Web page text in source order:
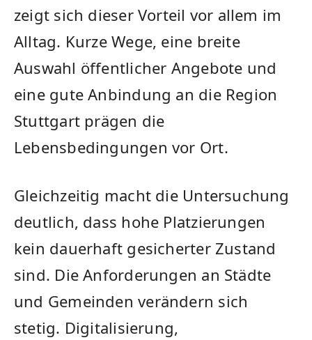
zeigt sich dieser Vorteil vor allem im
Alltag. Kurze Wege, eine breite
Auswahl öffentlicher Angebote und
eine gute Anbindung an die Region
Stuttgart prägen die
Lebensbedingungen vor Ort.
Gleichzeitig macht die Untersuchung
deutlich, dass hohe Platzierungen
kein dauerhaft gesicherter Zustand
sind. Die Anforderungen an Städte
und Gemeinden verändern sich
stetig. Digitalisierung,